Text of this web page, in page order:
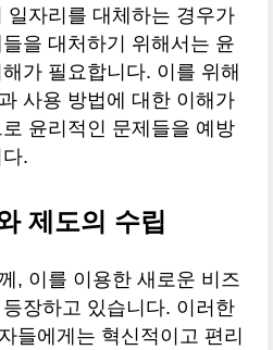
일자리를 대체하는 경우가
을 대처하기 위해서는 윤
가 필요합니다. 이를 위해
사용 방법에 대한 이해가
윤리적인 문제들을 예방
.
제도의 수립
, 이를 이용한 새로운 비즈
장하고 있습니다. 이러한
들에게는 혁신적이고 편리